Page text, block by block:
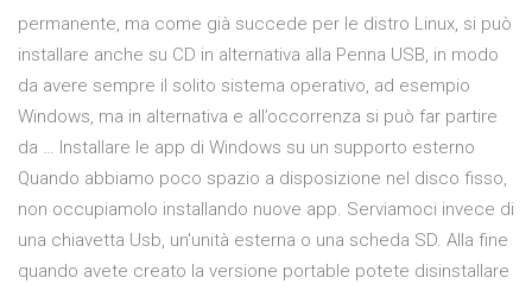
permanente, ma come già succede per le distro Linux, si può
installare anche su CD in alternativa alla Penna USB, in modo
da avere sempre il solito sistema operativo, ad esempio
Windows, ma in alternativa e all’occorrenza si può far partire
da … Installare le app di Windows su un supporto esterno
Quando abbiamo poco spazio a disposizione nel disco fisso,
non occupiamolo installando nuove app. Serviamoci invece di
una chiavetta Usb, un'unità esterna o una scheda SD. Alla fine
quando avete creato la versione portable potete disinstallare